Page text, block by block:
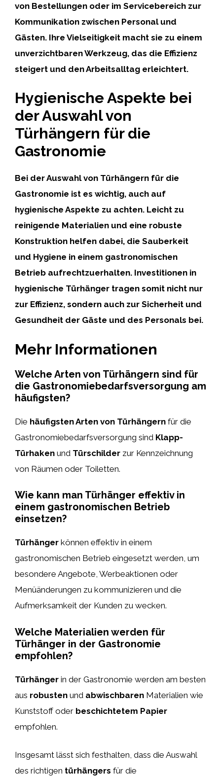
von Bestellungen oder im Servicebereich zur
Kommunikation zwischen Personal und
Gästen. Ihre Vielseitigkeit macht sie zu einem
unverzichtbaren Werkzeug, das die Effizienz
steigert und den Arbeitsalltag erleichtert.
Hygienische Aspekte bei
der Auswahl von
Türhängern für die
Gastronomie
Bei der Auswahl von Türhängern für die
Gastronomie ist es wichtig, auch auf
hygienische Aspekte zu achten. Leicht zu
reinigende Materialien und eine robuste
Konstruktion helfen dabei, die Sauberkeit
und Hygiene in einem gastronomischen
Betrieb aufrechtzuerhalten. Investitionen in
hygienische Türhänger tragen somit nicht nur
zur Effizienz, sondern auch zur Sicherheit und
Gesundheit der Gäste und des Personals bei.
Mehr Informationen
Welche Arten von Türhängern sind für
die Gastronomiebedarfsversorgung am
häufigsten?
Die häufigsten Arten von Türhängern für die
Gastronomiebedarfsversorgung sind Klapp-
Türhaken und Türschilder zur Kennzeichnung
von Räumen oder Toiletten.
Wie kann man Türhänger effektiv in
einem gastronomischen Betrieb
einsetzen?
Türhänger können effektiv in einem
gastronomischen Betrieb eingesetzt werden, um
besondere Angebote, Werbeaktionen oder
Menüänderungen zu kommunizieren und die
Aufmerksamkeit der Kunden zu wecken.
Welche Materialien werden für
Türhänger in der Gastronomie
empfohlen?
Türhänger in der Gastronomie werden am besten
aus robusten und abwischbaren Materialien wie
Kunststoff oder beschichtetem Papier
empfohlen.
Insgesamt lässt sich festhalten, dass die Auswahl
des richtigen türhängers für die